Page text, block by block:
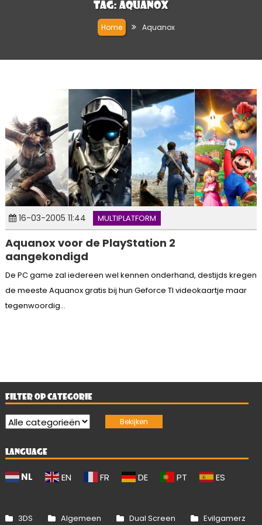
Tag: Aquanox
Home Aquanox
16-03-2005 11:44 MULTIPLATFORM
Aquanox voor de PlayStation 2
aangekondigd
De PC game zal iedereen wel kennen onderhand, destijds kregen
de meeste Aquanox gratis bij hun Geforce TI videokaartje maar
tegenwoordig...
FILTER OP CATEGORIE
LANGUAGE
NL EN FR DE PT ES
3DS Algemeen Dual Screen Evilgamerz